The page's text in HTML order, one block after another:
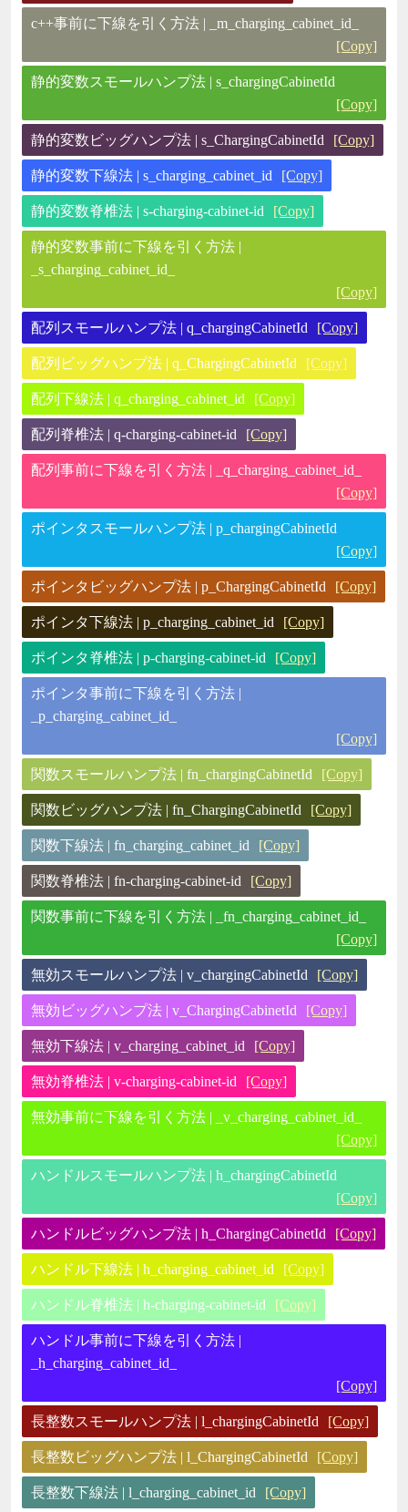
c++事前に下線を引く方法 | _m_charging_cabinet_id_
[Copy]
静的変数スモールハンプ法 | s_chargingCabinetId
[Copy]
静的変数ビッグハンプ法 | s_ChargingCabinetId [Copy]
静的変数下線法 | s_charging_cabinet_id [Copy]
静的変数脊椎法 | s-charging-cabinet-id [Copy]
静的変数事前に下線を引く方法 |
_s_charging_cabinet_id_
[Copy]
配列スモールハンプ法 | q_chargingCabinetId [Copy]
配列ビッグハンプ法 | q_ChargingCabinetId [Copy]
配列下線法 | q_charging_cabinet_id [Copy]
配列脊椎法 | q-charging-cabinet-id [Copy]
配列事前に下線を引く方法 | _q_charging_cabinet_id_
[Copy]
ポインタスモールハンプ法 | p_chargingCabinetId
[Copy]
ポインタビッグハンプ法 | p_ChargingCabinetId [Copy]
ポインタ下線法 | p_charging_cabinet_id [Copy]
ポインタ脊椎法 | p-charging-cabinet-id [Copy]
ポインタ事前に下線を引く方法 |
_p_charging_cabinet_id_
[Copy]
関数スモールハンプ法 | fn_chargingCabinetId [Copy]
関数ビッグハンプ法 | fn_ChargingCabinetId [Copy]
関数下線法 | fn_charging_cabinet_id [Copy]
関数脊椎法 | fn-charging-cabinet-id [Copy]
関数事前に下線を引く方法 | _fn_charging_cabinet_id_
[Copy]
無効スモールハンプ法 | v_chargingCabinetId [Copy]
無効ビッグハンプ法 | v_ChargingCabinetId [Copy]
無効下線法 | v_charging_cabinet_id [Copy]
無効脊椎法 | v-charging-cabinet-id [Copy]
無効事前に下線を引く方法 | _v_charging_cabinet_id_
[Copy]
ハンドルスモールハンプ法 | h_chargingCabinetId
[Copy]
ハンドルビッグハンプ法 | h_ChargingCabinetId [Copy]
ハンドル下線法 | h_charging_cabinet_id [Copy]
ハンドル脊椎法 | h-charging-cabinet-id [Copy]
ハンドル事前に下線を引く方法 |
_h_charging_cabinet_id_
[Copy]
長整数スモールハンプ法 | l_chargingCabinetId [Copy]
長整数ビッグハンプ法 | l_ChargingCabinetId [Copy]
長整数下線法 | l_charging_cabinet_id [Copy]